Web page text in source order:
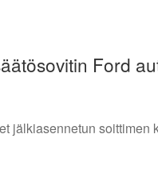
Ford
jälkiasennetun soittimen